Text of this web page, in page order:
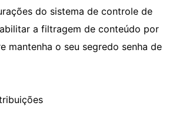
do sistema de controle de
a filtragem de conteúdo por
mantenha o seu segredo senha de